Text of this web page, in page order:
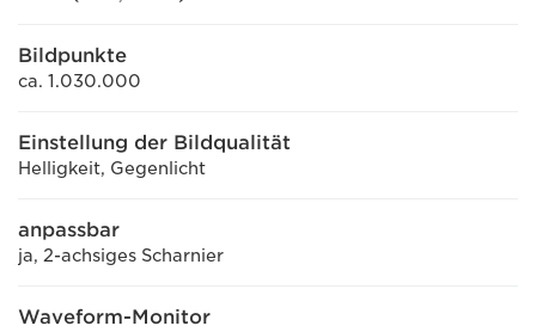
Bildpunkte
ca. 1.030.000
Einstellung der Bildqualität
Helligkeit, Gegenlicht
anpassbar
ja, 2-achsiges Scharnier
Waveform-Monitor